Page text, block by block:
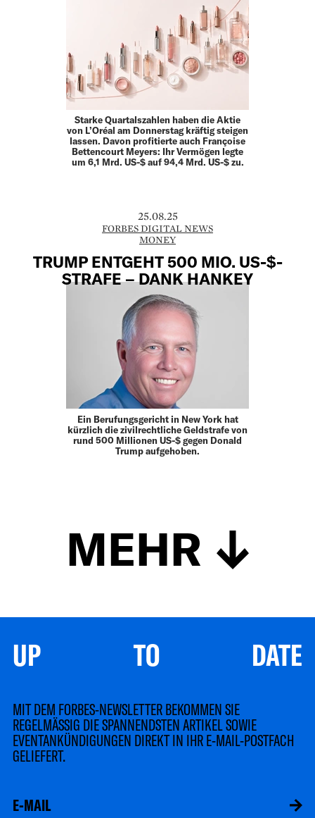
Starke Quartalszahlen haben die Aktie
von L’Oréal am Donnerstag kräftig steigen
lassen. Davon profitierte auch Françoise
Bettencourt Meyers: Ihr Vermögen legte
um 6,1 Mrd. US-$ auf 94,4 Mrd. US-$ zu.
25.08.25
FORBES DIGITAL NEWS
MONEY
TRUMP ENTGEHT 500 MIO. US-$-
STRAFE – DANK HANKEY
Ein Berufungsgericht in New York hat
kürzlich die zivilrechtliche Geldstrafe von
rund 500 Millionen US-$ gegen Donald
Trump aufgehoben.
MEHR
UP TO DATE
MIT DEM FORBES-NEWSLETTER BEKOMMEN SIE
REGELMÄSSIG DIE SPANNENDSTEN ARTIKEL SOWIE
EVENTANKÜNDIGUNGEN DIREKT IN IHR E-MAIL-POSTFACH
GELIEFERT.